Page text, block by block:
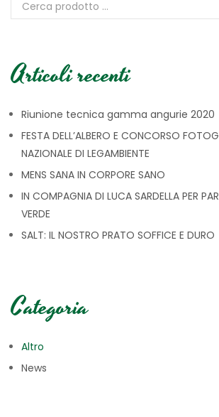
Articoli recenti
Riunione tecnica gamma angurie 2020
FESTA DELL’ALBERO E CONCORSO
NAZIONALE DI LEGAMBIENTE
MENS SANA IN CORPORE SANO
IN COMPAGNIA DI LUCA SARDELLA PER
VERDE
SALT: IL NOSTRO PRATO SOFFICE E DURO
Categoria
Altro
News